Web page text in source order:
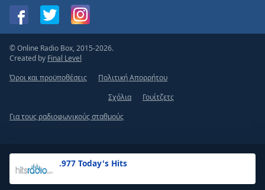
.977 Today's Hits
© Online Radio Box, 2015-2026.
Created by Final Level
Όροι και προϋποθέσεις
Πολιτική Απορρήτου
Σχόλια
Γουίτζετς
Για τους ραδιοφωνικούς σταθμούς